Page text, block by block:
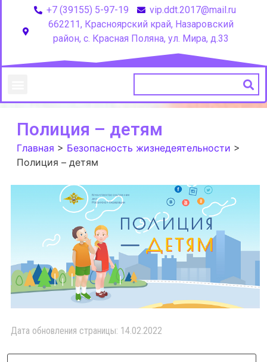
+7 (39155) 5-97-19
vip.ddt.2017@mail.ru
662211, Красноярский край, Назаровский
район, с. Красная Поляна, ул. Мира, д.33
Полиция – детям
Главная > Безопасность жизнедеятельности >
Полиция – детям
Дата обновления страницы: 14.02.2022